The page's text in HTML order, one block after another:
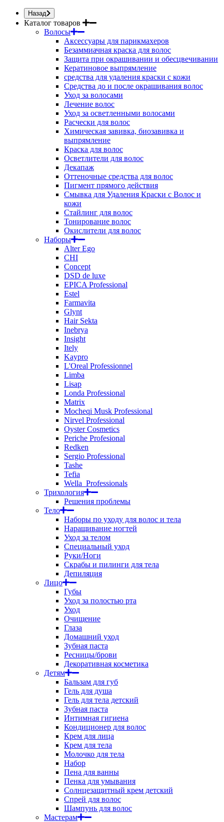
Назад
Каталог товаров
Волосы
Аксессуары для парикмахеров
Безаммиачная краска для волос
Защита при окрашивании и обесцвечивании
Кератиновое выпрямление
средства для удаления краски с кожи
Средства до и после окрашивания волос
Уход за волосами
Лечение волос
Уход за осветленными волосами
Расчески для волос
Химическая завивка, биозавивка и
выпрямление
Краска для волос
Осветлители для волос
Декапаж
Оттеночные средства для волос
Пигмент прямого действия
Смывка для Удаления Краски с Волос и
кожи
Стайлинг для волос
Тонирование волос
Окислители для волос
Наборы
Alter Ego
CHI
Concept
DSD de luxe
EPICA Professional
Estel
Farmavita
Glynt
Hair Sekta
Inebrya
Insight
Itely
Kaypro
L'Oreal Professionnel
Limba
Lisap
Londa Professional
Matrix
Mocheqi Musk Professional
Nirvel Professional
Oyster Cosmetics
Periche Profesional
Redken
Sergio Professional
Tashe
Tefia
Wella_Professionals
Трихология
Решения проблемы
Тело
Наборы по уходу для волос и тела
Наращивание ногтей
Уход за телом
Специальный уход
Руки/Ноги
Скрабы и пилинги для тела
Депиляция
Лицо
Губы
Уход за полостью рта
Уход
Очищение
Глаза
Домашний уход
Зубная паста
Ресницы/брови
Декоративная косметика
Детям
Бальзам для губ
Гель для душа
Гель для тела детский
Зубная паста
Интимная гигиена
Кондиционер для волос
Крем для лица
Крем для тела
Молочко для тела
Набор
Пена для ванны
Пенка для умывания
Солнцезащитный крем детский
Спрей для волос
Шампунь для волос
Мастерам